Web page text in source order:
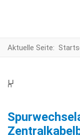
Aktuelle Seite: